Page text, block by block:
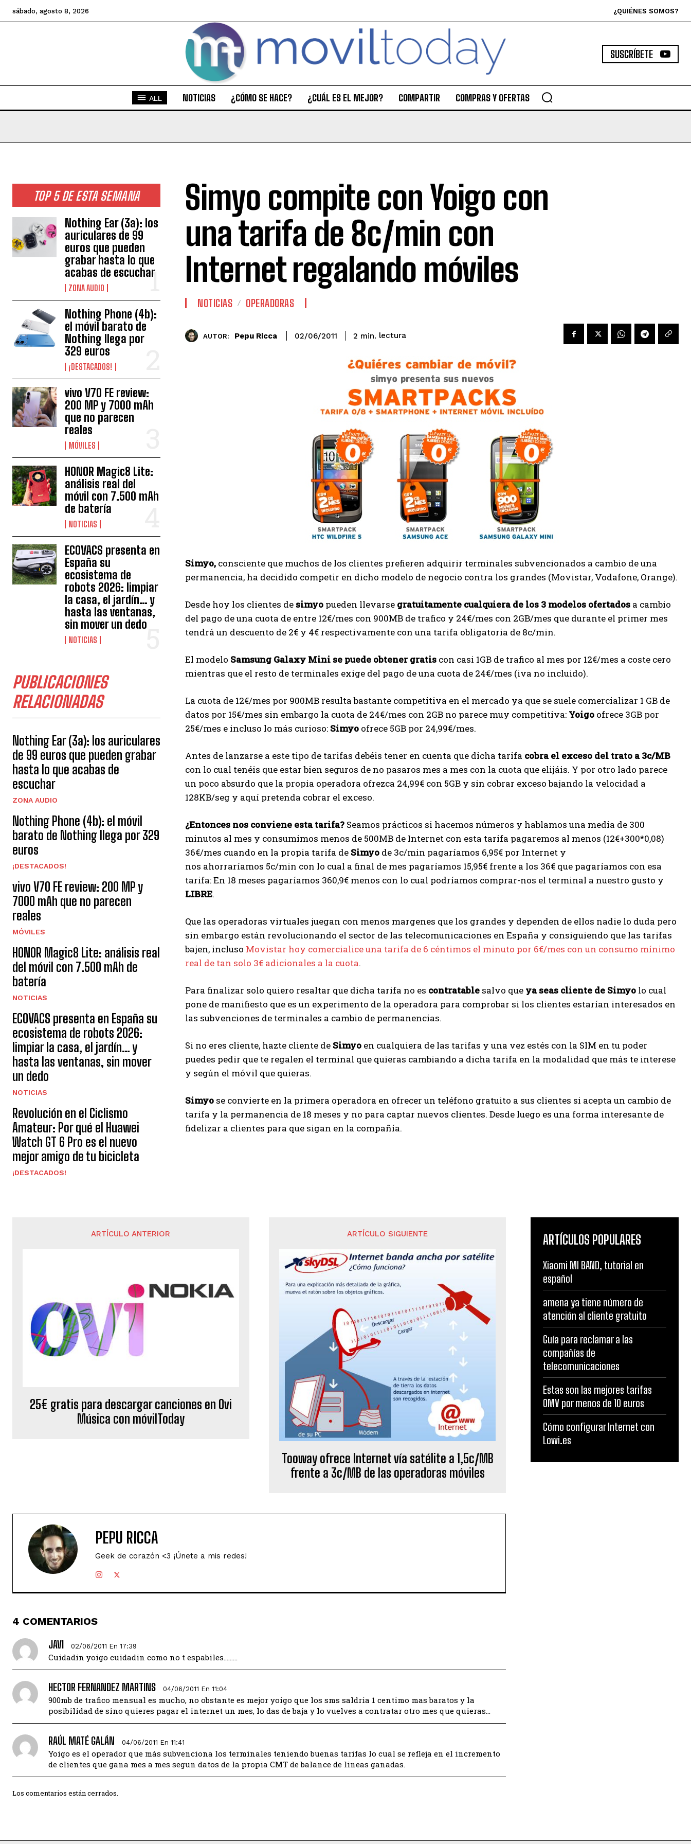
sábado, agosto 8, 2026 ¿QUIÉNES SOMOS?
SUSCRÍBETE
ALL NOTICIAS ¿CÓMO SE HACE? ¿CUÁL ES EL MEJOR? COMPARTIR COMPRAS Y OFERTAS
TOP 5 DE ESTA SEMANA
Nothing Ear (3a): los
auriculares de 99
euros que pueden
grabar hasta lo que
acabas de escuchar
ZONA AUDIO
Nothing Phone (4b):
el móvil barato de
Nothing llega por
329 euros
¡DESTACADOS!
vivo V70 FE review:
200 MP y 7000 mAh
que no parecen
reales
MÓVILES
HONOR Magic8 Lite:
análisis real del
móvil con 7.500 mAh
de batería
NOTICIAS
ECOVACS presenta en
España su
ecosistema de
robots 2026: limpiar
la casa, el jardín… y
hasta las ventanas,
sin mover un dedo
NOTICIAS
PUBLICACIONES
RELACIONADAS
Nothing Ear (3a): los auriculares
de 99 euros que pueden grabar
hasta lo que acabas de
escuchar
ZONA AUDIO
Nothing Phone (4b): el móvil
barato de Nothing llega por 329
euros
¡DESTACADOS!
vivo V70 FE review: 200 MP y
7000 mAh que no parecen
reales
MÓVILES
HONOR Magic8 Lite: análisis real
del móvil con 7.500 mAh de
batería
NOTICIAS
ECOVACS presenta en España su
ecosistema de robots 2026:
limpiar la casa, el jardín… y
hasta las ventanas, sin mover
un dedo
NOTICIAS
Revolución en el Ciclismo
Amateur: Por qué el Huawei
Watch GT 6 Pro es el nuevo
mejor amigo de tu bicicleta
¡DESTACADOS!
Simyo compite con Yoigo con
una tarifa de 8c/min con
Internet regalando móviles
NOTICIAS OPERADORAS
AUTOR: Pepu Ricca 02/06/2011 2 min. lectura
Simyo, consciente que muchos de los clientes prefieren adquirir terminales subvencionados a cambio de una
permanencia, ha decidido competir en dicho modelo de negocio contra los grandes (Movistar, Vodafone, Orange).
Desde hoy los clientes de simyo pueden llevarse gratuitamente cualquiera de los 3 modelos ofertados a cambio
del pago de una cuota de entre 12€/mes con 900MB de trafico y 24€/mes con 2GB/mes que durante el primer mes
tendrá un descuento de 2€ y 4€ respectivamente con una tarifa obligatoria de 8c/min.
El modelo Samsung Galaxy Mini se puede obtener gratis con casi 1GB de trafico al mes por 12€/mes a coste cero
mientras que el resto de terminales exige del pago de una cuota de 24€/mes (iva no incluido).
La cuota de 12€/mes por 900MB resulta bastante competitiva en el mercado ya que se suele comercializar 1 GB de
datos por 15€/mes sin embargo la cuota de 24€/mes con 2GB no parece muy competitiva: Yoigo ofrece 3GB por
25€/mes e incluso lo más curioso: Simyo ofrece 5GB por 24,99€/mes.
Antes de lanzarse a este tipo de tarifas debéis tener en cuenta que dicha tarifa cobra el exceso del trato a 3c/MB
con lo cual tenéis que estar bien seguros de no pasaros mes a mes con la cuota que elijáis. Y por otro lado parece
un poco absurdo que la propia operadora ofrezca 24,99€ con 5GB y sin cobrar exceso bajando la velocidad a
128KB/seg y aquí pretenda cobrar el exceso.
¿Entonces nos conviene esta tarifa? Seamos prácticos si hacemos números y hablamos una media de 300
minutos al mes y consumimos menos de 500MB de Internet con esta tarifa pagaremos al menos (12€+300*0,08)
36€/mes cuando en la propia tarifa de Simyo de 3c/min pagaríamos 6,95€ por Internet y
nos ahorraríamos 5c/min con lo cual a final de mes pagaríamos 15,95€ frente a los 36€ que pagaríamos con esa
tarifa: En 18 meses pagaríamos 360,9€ menos con lo cual podríamos comprar-nos el terminal a nuestro gusto y
LIBRE.
Que las operadoras virtuales juegan con menos margenes que los grandes y dependen de ellos nadie lo duda pero
sin embargo están revolucionando el sector de las telecomunicaciones en España y consiguiendo que las tarifas
bajen, incluso Movistar hoy comercialice una tarifa de 6 céntimos el minuto por 6€/mes con un consumo mínimo
real de tan solo 3€ adicionales a la cuota.
Para finalizar solo quiero resaltar que dicha tarifa no es contratable salvo que ya seas cliente de Simyo lo cual
pone de manifiesto que es un experimento de la operadora para comprobar si los clientes estarían interesados en
las subvenciones de terminales a cambio de permanencias.
Si no eres cliente, hazte cliente de Simyo en cualquiera de las tarifas y una vez estés con la SIM en tu poder
puedes pedir que te regalen el terminal que quieras cambiando a dicha tarifa en la modalidad que más te interese
y según el móvil que quieras.
Simyo se convierte en la primera operadora en ofrecer un teléfono gratuito a sus clientes si acepta un cambio de
tarifa y la permanencia de 18 meses y no para captar nuevos clientes. Desde luego es una forma interesante de
fidelizar a clientes para que sigan en la compañía.
ARTÍCULO ANTERIOR
25€ gratis para descargar canciones en Ovi
Música con móvilToday
ARTÍCULO SIGUIENTE
Tooway ofrece Internet vía satélite a 1,5c/MB
frente a 3c/MB de las operadoras móviles
PEPU RICCA
Geek de corazón <3 ¡Únete a mis redes!
4 COMENTARIOS
JAVI
02/06/2011 En 17:39
Cuidadin yoigo cuidadin como no t espabiles………
HECTOR FERNANDEZ MARTINS 04/06/2011 En 11:04
900mb de trafico mensual es mucho, no obstante es mejor yoigo que los sms saldria 1 centimo mas baratos y la
posibilidad de sino quieres pagar el internet un mes, lo das de baja y lo vuelves a contratar otro mes que quieras…
RAÚL MATÉ GALÁN 04/06/2011 En 11:41
Yoigo es el operador que más subvenciona los terminales teniendo buenas tarifas lo cual se refleja en el incremento
de clientes que gana mes a mes segun datos de la propia CMT de balance de lineas ganadas.
Los comentarios están cerrados.
ARTÍCULOS POPULARES
Xiaomi MI BAND, tutorial en
español
amena ya tiene número de
atención al cliente gratuito
Guía para reclamar a las
compañías de
telecomunicaciones
Estas son las mejores tarifas
OMV por menos de 10 euros
Cómo configurar Internet con
Lowi.es